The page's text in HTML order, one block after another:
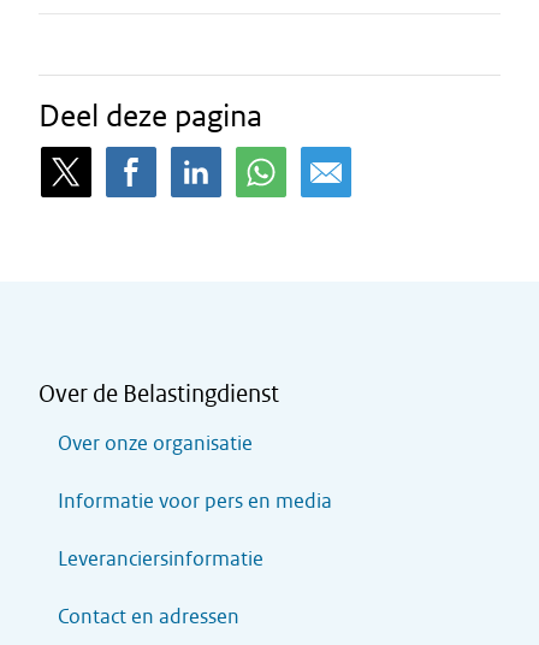
Deel deze pagina
Over de Belastingdienst
Over onze organisatie
Informatie voor pers en media
Leveranciersinformatie
Contact en adressen